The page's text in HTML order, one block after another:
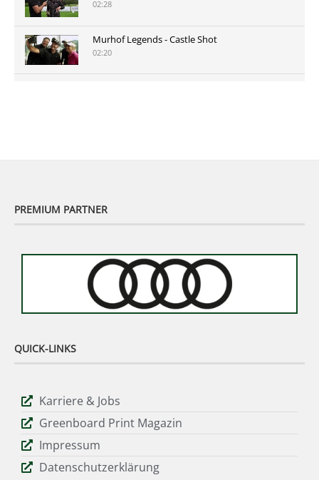
02:28
Murhof Legends - Castle Shot
02:20
PREMIUM PARTNER
QUICK-LINKS
Karriere & Jobs
Greenboard Print Magazin
Impressum
Datenschutzerklärung